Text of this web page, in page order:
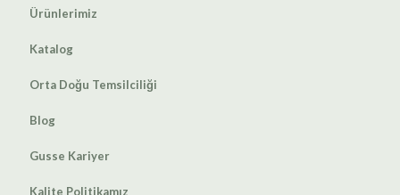
Ürünlerimiz
Katalog
Orta Doğu Temsilciliği
Blog
Gusse Kariyer
Kalite Politikamız